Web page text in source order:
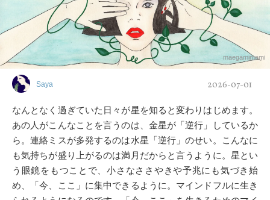
maegamimami
Saya 2026-07-01
なんとなく過ぎていた日々が星を知ると変わりはじめます。
あの人がこんなことを言うのは、金星が「逆行」しているか
ら。連絡ミスが多発するのは水星「逆行」のせい。こんなに
も気持ちが盛り上がるのは満月だからと言うように。星とい
う眼鏡をもつことで、小さなささやきや予兆にも気づき始
め、「今、ここ」に集中できるように。マインドフルに生き